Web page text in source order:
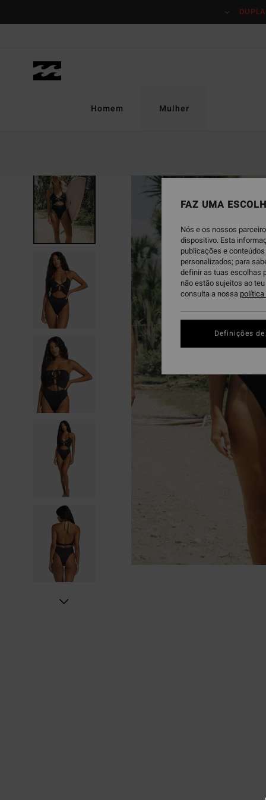
produto
Homem Mulher
FAZ UMA
Nós e os nossos
dispositivo. Esta
publicações e
personalizados; para
definir as tuas escolhas
não estão sujeitos ao
consulta a nossa política
Definições